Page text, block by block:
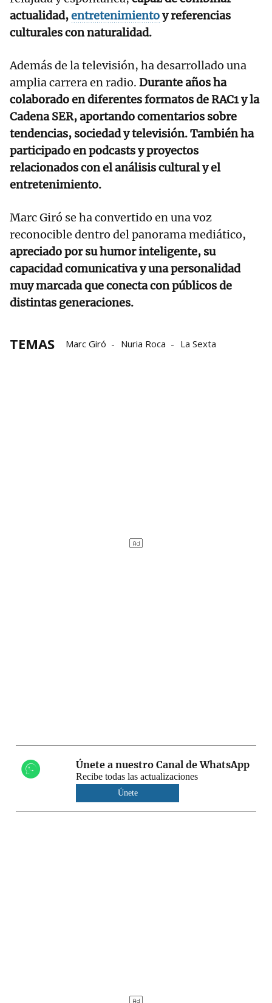
actualidad,entretenimientoy referencias
culturales con naturalidad.
Además de la televisión, ha desarrollado una
amplia carrera en radio. Durante años ha
colaborado en diferentes formatos de RAC1 y la
Cadena SER, aportando comentarios sobre
tendencias, sociedad y televisión. También ha
participado en podcasts y proyectos
relacionados con el análisis cultural y el
entretenimiento.
Marc Giró se ha convertido en una voz
reconocible dentro del panorama mediático,
apreciado por su humor inteligente, su
capacidad comunicativa y una personalidad
muy marcada que conecta con públicos de
distintas generaciones.
TEMAS Marc Giró Nuria Roca La Sexta
Únete a nuestro Canal de WhatsApp
Recibe todas las actualizaciones
Únete